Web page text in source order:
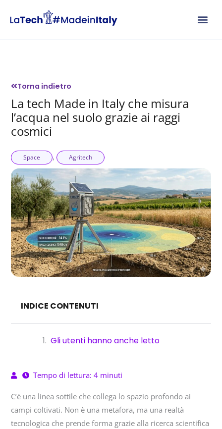
Torna indietro
La tech Made in Italy che misura
l’acqua nel suolo grazie ai raggi
cosmici
Space , Agritech
INDICE CONTENUTI
Gli utenti hanno anche letto
Tempo di lettura: 4 minuti
C’è una linea sottile che collega lo spazio profondo ai
campi coltivati. Non è una metafora, ma una realtà
tecnologica che prende forma grazie alla ricerca scientifica